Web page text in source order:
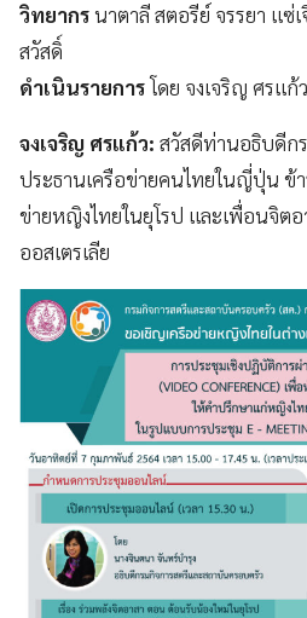
วิทยากรนาตาลี สตอรีย์ จรรยา แซ่
สวัสดิ์
ดำเนินรายการโดย จงเจริญ ศรแก้ว
จงเจริญ ศรแก้ว: สวัสดีท่านอธิบดีก
ประธานเครือข่ายคนไทยในญี่ปุ่น ข้
ข่ายหญิงไทยในยุโรป และเพื่อนจิตอ
ออสเตรเลีย